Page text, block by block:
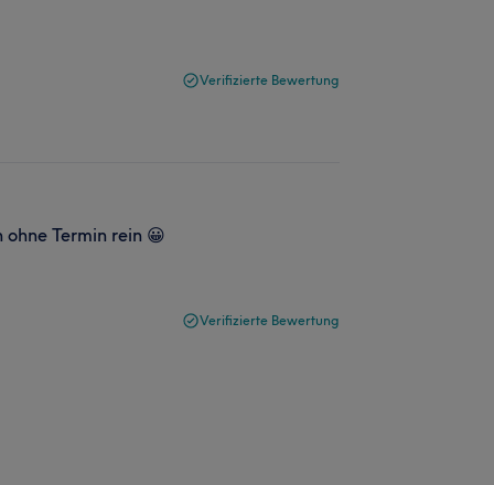
Verifizierte Bewertung
Termin rein 😀
Verifizierte Bewertung